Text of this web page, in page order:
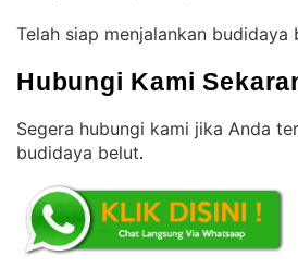
Telah siap menjalankan budidaya
Hubungi Kami
Segera hubungi kami jika Anda
budidaya belut.